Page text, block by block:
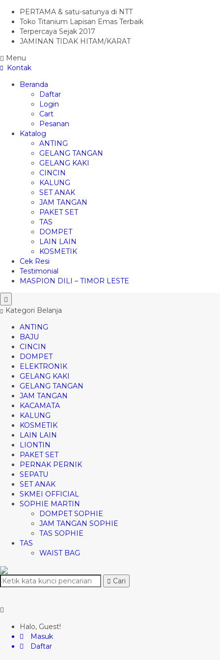
PERTAMA & satu-satunya di NTT
Toko Titanium Lapisan Emas Terbaik
Terpercaya Sejak 2017
JAMINAN TIDAK HITAM/KARAT
Menu
Kontak
Beranda
Daftar
Login
Cart
Pesanan
Katalog
ANTING
GELANG TANGAN
GELANG KAKI
CINCIN
KALUNG
SET ANAK
JAM TANGAN
PAKET SET
TAS
DOMPET
LAIN LAIN
KOSMETIK
Cek Resi
Testimonial
MASPION DILI – TIMOR LESTE
Kategori Belanja
ANTING
BAJU
CINCIN
DOMPET
ELEKTRONIK
GELANG KAKI
GELANG TANGAN
JAM TANGAN
KACAMATA
KALUNG
KOSMETIK
LAIN LAIN
LIONTIN
PAKET SET
PERNAK PERNIK
SEPATU
SET ANAK
SKMEI OFFICIAL
SOPHIE MARTIN
DOMPET SOPHIE
JAM TANGAN SOPHIE
TAS SOPHIE
TAS
WAIST BAG
Cari
Halo, Guest!
Masuk
Daftar